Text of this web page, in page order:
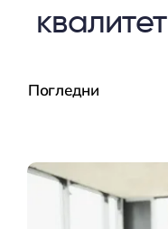
квалитет
Погледни